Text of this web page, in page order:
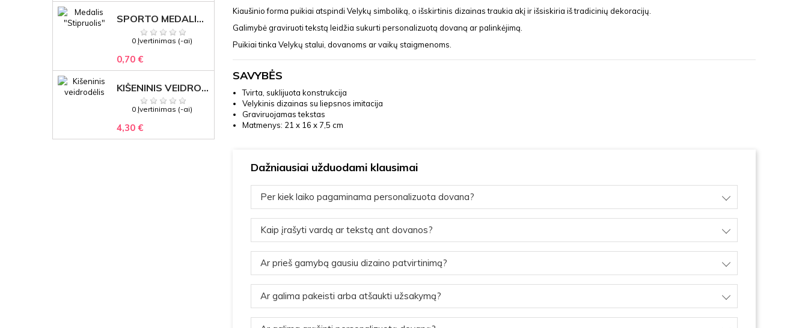
SPORTO MEDALIS "STIPRUOLIS" SU GRAVIRUOTU TEKSTU
0 Įvertinimas (-ai)
0,70 €
KIŠENINIS VEIDRODĖLIS
0 Įvertinimas (-ai)
4,30 €
Kiaušinio forma puikiai atspindi Velykų simboliką, o išskirtinis dizainas traukia akį ir išsiskiria iš tradicinių dekoracijų.
Galimybė graviruoti tekstą leidžia sukurti personalizuotą dovaną ar palinkėjimą.
Puikiai tinka Velykų stalui, dovanoms ar vaikų staigmenoms.
SAVYBĖS
Tvirta, suklijuota konstrukcija
Velykinis dizainas su liepsnos imitacija
Graviruojamas tekstas
Matmenys: 21 x 16 x 7,5 cm
Dažniausiai užduodami klausimai
Per kiek laiko pagaminama personalizuota dovana?
Kaip įrašyti vardą ar tekstą ant dovanos?
Ar prieš gamybą gausiu dizaino patvirtinimą?
Ar galima pakeisti arba atšaukti užsakymą?